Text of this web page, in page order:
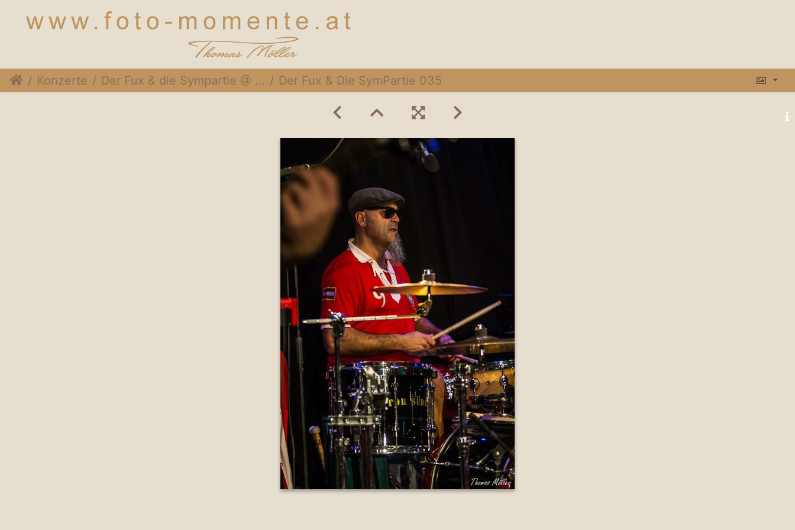
Konzerte Der Fux & die Sympartie @ Rothneusiedlerhof Wien, 24. November 2014 Der Fux & Die SymPartie 035